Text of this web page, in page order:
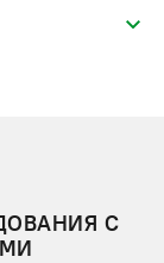
С